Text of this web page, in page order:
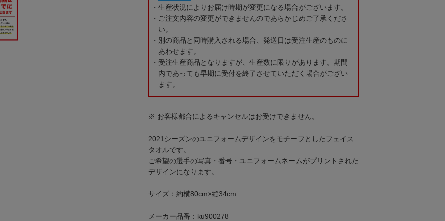
生産状況によりお届け時期が変更になる場合がございます。
ご注文内容の変更ができませんのであらかじめご了承くださ
い。
別の商品と同時購入される場合、発送日は受注生産のものに
あわせます。
受注生産商品となりますが、生産数に限りがあります。期間
内であっても早期に受付を終了させていただく場合がござい
ます。
※ お客様都合によるキャンセルはお受けできません。
2021シーズンのユニフォームデザインをモチーフとしたフェイス
タオルです。
ご希望の選手の写真・番号・ユニフォームネームがプリントされた
デザインになります。
サイズ：約横80cm×縦34cm
メーカー品番：ku900278